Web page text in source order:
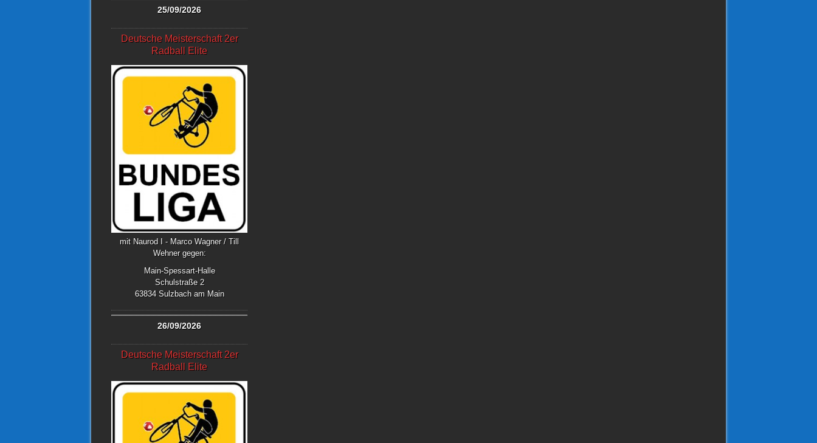
25/09/2026
Deutsche Meisterschaft 2er
Radball Elite
mit Naurod I - Marco Wagner / Till
Wehner gegen:
Main-Spessart-Halle
Schulstraße 2
63834 Sulzbach am Main
26/09/2026
Deutsche Meisterschaft 2er
Radball Elite